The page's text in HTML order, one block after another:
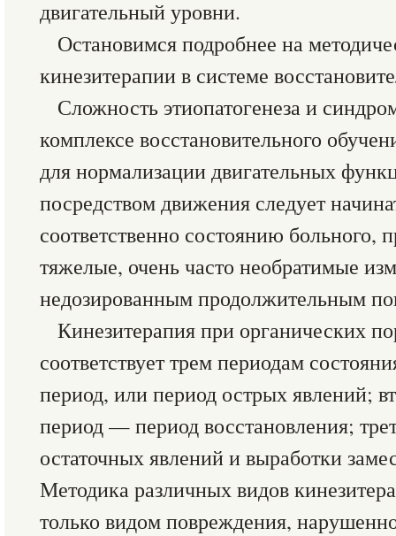
двигательный уровни.
Остановимся подробнее на
кинезитерапии в системе
Сложность этиопатогенеза и
комплексе восстановительного
для нормализации двигательных
посредством движения следует
соответственно состоянию больного,
тяжелые, очень часто необратимые
недозированным продолжительным
Кинезитерапия при органических
соответствует трем периодам
период, или период острых явлений;
период — период восстановления;
остаточных явлений и выработки
Методика различных видов
только видом повреждения,